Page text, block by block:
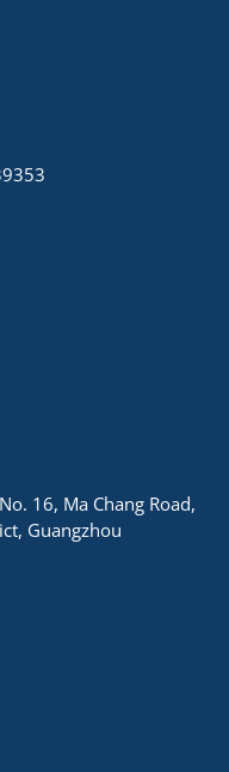
16, Ma Chang Road,
Guangzhou